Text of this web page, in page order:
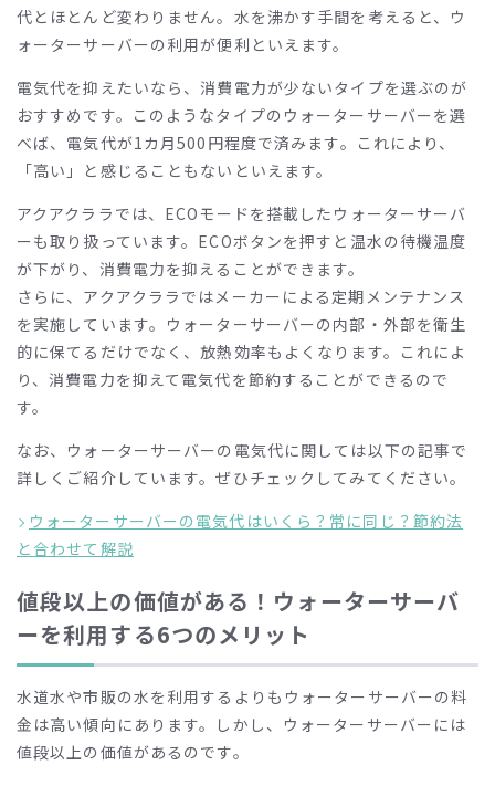
代とほとんど変わりません。水を沸かす手間を考えると、ウ
ォーターサーバーの利用が便利といえます。
電気代を抑えたいなら、消費電力が少ないタイプを選ぶのが
おすすめです。このようなタイプのウォーターサーバーを選
べば、電気代が1 カ月500 円程度で済みます。これにより、
「高い」と感じることもないといえます。
アクアクララでは、 ECOモードを搭載したウォーターサーバ
ーも取り扱っています。 ECOボタンを押すと温水の待機温度
が下がり、消費電力を抑えることができます。
さらに、アクアクララではメーカーによる定期メンテナンス
を実施しています。ウォーターサーバーの内部・外部を衛生
的に保てるだけでなく、放熱効率もよくなります。これによ
り、消費電力を抑えて電気代を節約することができるので
す。
なお、ウォーターサーバーの電気代に関しては以下の記事で
詳しくご紹介しています。ぜひチェックしてみてください。
ウォーターサーバーの電気代はいくら？常に同じ？節約法
と合わせて解説
値段以上の価値がある！ウォーターサーバ
ーを利用する6つのメリット
水道水や市販の水を利用するよりもウォーターサーバーの料
金は高い傾向にあります。しかし、ウォーターサーバーには
値段以上の価値があるのです。